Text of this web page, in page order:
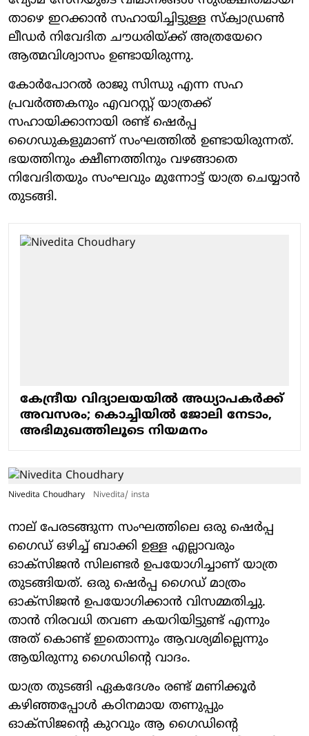
താഴെ ഇറക്കാൻ സഹായിച്ചിട്ടുള്ള സ്ക്വാഡ്രൺ
ലീഡർ നിവേദിത ചൗധരിയ്ക്ക് അത്രയേറെ
ആത്മവിശ്വാസം ഉണ്ടായിരുന്നു.
കോർപോറൽ രാജു സിന്ധു എന്ന സഹ
പ്രവർത്തകനും എവറസ്റ്റ് യാത്രക്ക്
സഹായിക്കാനായി രണ്ട് ഷെർപ്പ
ഗൈഡുകളുമാണ് സംഘത്തിൽ ഉണ്ടായിരുന്നത്.
ഭയത്തിനും ക്ഷീണത്തിനും വഴങ്ങാതെ
നിവേദിതയും സംഘവും മുന്നോട്ട് യാത്ര ചെയ്യാൻ
തുടങ്ങി.
കേന്ദ്രീയ വിദ്യാലയയിൽ അധ്യാപകർക്ക്
അവസരം; കൊച്ചിയിൽ ജോലി നേടാം,
അഭിമുഖത്തിലൂടെ നിയമനം
Nivedita Choudhary Nivedita/ insta
നാല് പേരടങ്ങുന്ന സംഘത്തിലെ ഒരു ഷെർപ്പ
ഗൈഡ് ഒഴിച്ച് ബാക്കി ഉള്ള എല്ലാവരും
ഓക്സിജൻ സിലണ്ടർ ഉപയോഗിച്ചാണ് യാത്ര
തുടങ്ങിയത്. ഒരു ഷെർപ്പ ഗൈഡ് മാത്രം
ഓക്സിജൻ ഉപയോഗിക്കാൻ വിസമ്മതിച്ചു.
താൻ നിരവധി തവണ കയറിയിട്ടുണ്ട് എന്നും
അത് കൊണ്ട് ഇതൊന്നും ആവശ്യമില്ലെന്നും
ആയിരുന്നു ഗൈഡിന്റെ വാദം.
യാത്ര തുടങ്ങി ഏകദേശം രണ്ട് മണിക്കൂർ
കഴിഞ്ഞപ്പോൾ കഠിനമായ തണുപ്പും
ഓക്സിജന്റെ കുറവും ആ ഗൈഡിന്റെ